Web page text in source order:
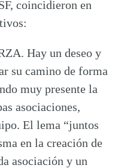
coincidieron en
. Hay un deseo y
su camino de forma
muy presente la
asociaciones,
El lema “juntos
en la creación de
asociación y un